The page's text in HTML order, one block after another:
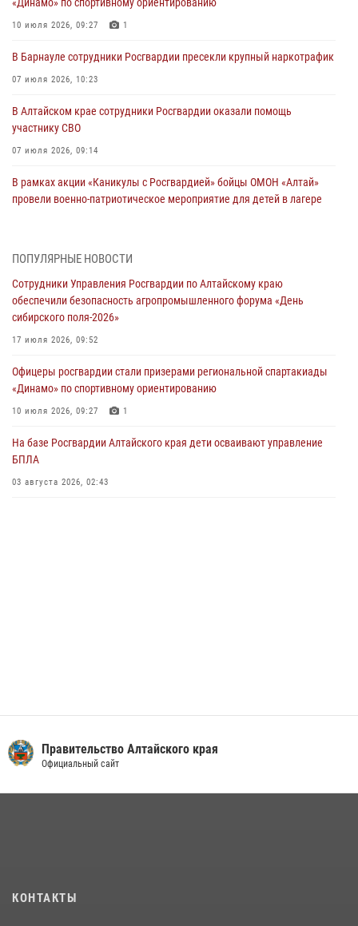
10 июля 2026, 09:27 1
В Барнауле сотрудники Росгвардии пресекли крупный наркотрафик
07 июля 2026, 10:23
В Алтайском крае сотрудники Росгвардии оказали помощь
участнику СВО
07 июля 2026, 09:14
В рамках акции «Каникулы с Росгвардией» бойцы ОМОН «Алтай»
провели военно-патриотическое мероприятие для детей в лагере
акции «Коробка храбрости»
Сотрудники Росгвардии провели встречу с юными пограничниками
03 июля 2026, 04:03
Управление Росгвардии по Алтайскому краю провело для детей
02 июля 2026, 00:55
В краевом управлении вневедомственной охраны Росгвардии по
ПОПУЛЯРНЫЕ НОВОСТИ
Сотрудники Управления Росгвардии по Алтайскому краю
обеспечили безопасность агропромышленного форума «День
сибирского поля-2026»
17 июля 2026, 09:52
Офицеры росгвардии стали призерами региональной спартакиады
«Динамо» по спортивному ориентированию
10 июля 2026, 09:27 1
На базе Росгвардии Алтайского края дети осваивают управление
БПЛА
03 августа 2026, 02:43
Правительство Алтайского края
Официальный сайт
КОНТАКТЫ